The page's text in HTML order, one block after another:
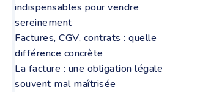
indispensables pour vendre
sereinement
Factures, CGV, contrats : quelle
différence concrète
La facture : une obligation légale
souvent mal maîtrisée